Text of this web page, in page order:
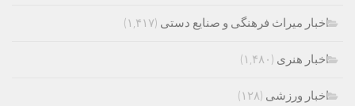
اخبار میراث فرهنگی و صنایع دستی (۱,۴۱۷)
اخبار هنری (۱,۴۸۰)
اخبار ورزشی (۱۲۸)